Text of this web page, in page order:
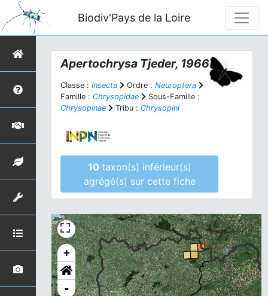
Biodiv'Pays de la Loire
Apertochrysa Tjeder, 1966
Classe : Insecta Ordre : Neuroptera
Famille : Chrysopidae
Sous-Famille :
Chrysopinae
Tribu : Chrysopini
10 taxon(s) inférieur(s)
agrégé(s) sur cette fiche
+
-